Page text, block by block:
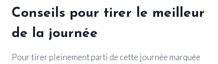
Conseils pour tirer le meilleur
de la journée
Pour tirer pleinement parti de cette journée marquée